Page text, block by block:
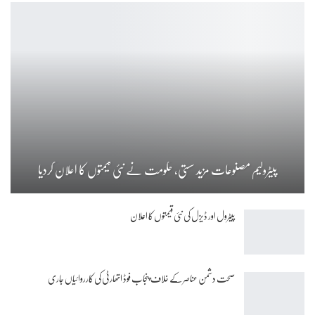
پیٹرولیم مصنوعات مزید سستی، حکومت نے نئی قیمتوں کا اعلان کردیا
پیٹرول اور ڈیزل کی نئی قیمتوں کا اعلان
صحت دشمن عناصر کے خلاف پنجاب فوڈ اتھارٹی کی کارروائیاں جاری